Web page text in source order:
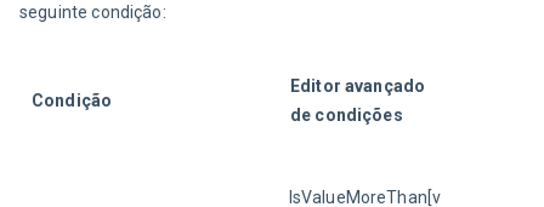
seguinte condição:
Condição
Editor avançado
de condições
IsValueMoreThan[v